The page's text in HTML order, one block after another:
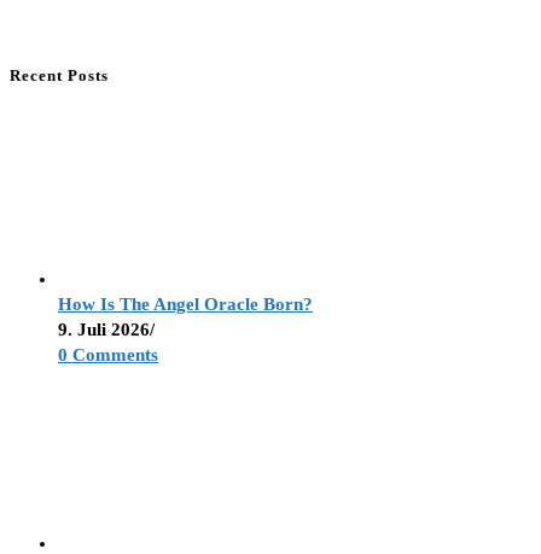
Recent Posts
How Is The Angel Oracle Born?
9. Juli 2026/
0 Comments